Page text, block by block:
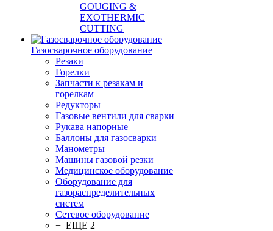
GOUGING &
EXOTHERMIC
CUTTING
Газосварочное оборудование
Резаки
Горелки
Запчасти к резакам и
горелкам
Редукторы
Газовые вентили для сварки
Рукава напорные
Баллоны для газосварки
Манометры
Машины газовой резки
Медицинское оборудование
Оборудование для
газораспределительных
систем
Сетевое оборудование
+ ЕЩЕ 2